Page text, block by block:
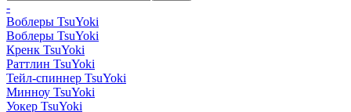
-
Воблеры TsuYoki
Воблеры TsuYoki
Кренк TsuYoki
Раттлин TsuYoki
Тейл-спиннер TsuYoki
Минноу TsuYoki
Уокер TsuYoki